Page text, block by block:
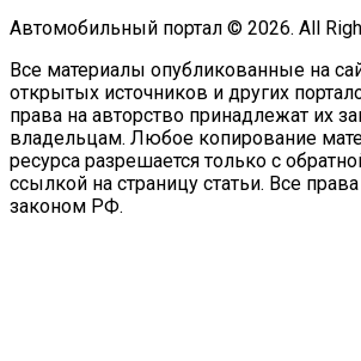
Автомобильный портал © 2026. All
Все материалы опубликованные на
открытых источников и других
права на авторство принадлежат их
владельцам. Любое копирование
ресурса разрешается только с
ссылкой на страницу статьи. Все
законом РФ.